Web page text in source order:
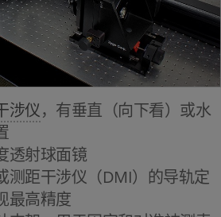
涉仪，有垂直（向下看）或水
透射球面镜
测距干涉仪（DMI）的导轨定
最高精度